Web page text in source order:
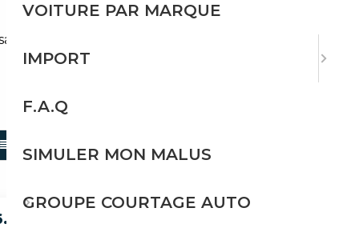
effort avec Courtage Auto.
V8 BITURBO RL TETTO
VOITURE PAR MARQUE
IMPORT
F.A.Q
SIMULER MON MALUS
GROUPE COURTAGE AUTO